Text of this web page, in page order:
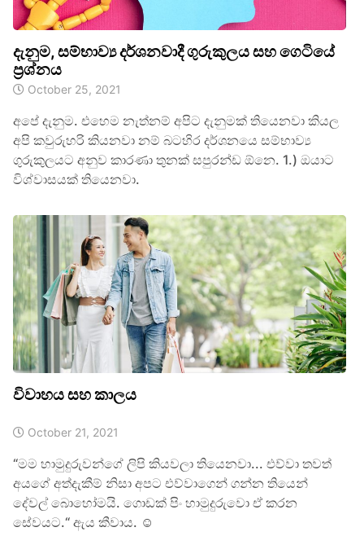
දැනුම, සම්භාව්‍ය දර්ශනවාදී ගුරුකුලය සහ ගෙටියේ
ප්‍රශ්නය
October 25, 2021
අපේ දැනුම. එහෙම නැත්නම් අපිට දැනුමක් තියෙනවා කියල
අපි කවුරුහරි කියනවා නම් බටහිර දර්ශනයෙ සම්භාව්‍ය
ගුරුකුලයට අනුව කාරණා තුනක් සපුරන්ඩ ඕනෙ. 1.) ඔයාට
විශ්වාසයක් තියෙනවා.
විවාහය සහ කාලය
October 21, 2021
“මම හාමුදුරුවන්ගේ ලිපි කියවලා තියෙනවා... එව්වා තවත්
අයගේ අත්දැකීම් නිසා අපට එව්වාගෙන් ගන්න තියෙන්
දේවල් බොහෝමයි. ගොඩක් පිං හාමුදුරුවො ඒ කරන
සේවයට.“ ඇය කීවාය. ☺️